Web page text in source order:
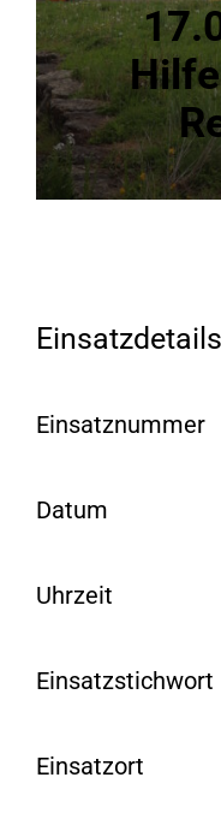
Einsatzdetails
Einsatznummer
Datum
Uhrzeit
Einsatzstichwort
Einsatzort